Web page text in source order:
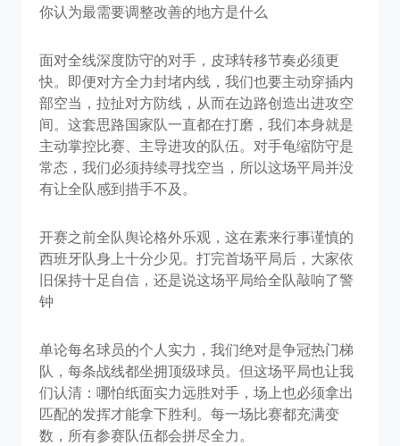
你认为最需要调整改善的地方是什么
面对全线深度防守的对手，皮球转移节奏必须更
快。即便对方全力封堵内线，我们也要主动穿插内
部空当，拉扯对方防线，从而在边路创造出进攻空
间。这套思路国家队一直都在打磨，我们本身就是
主动掌控比赛、主导进攻的队伍。对手龟缩防守是
常态，我们必须持续寻找空当，所以这场平局并没
有让全队感到措手不及。
开赛之前全队舆论格外乐观，这在素来行事谨慎的
西班牙队身上十分少见。打完首场平局后，大家依
旧保持十足自信，还是说这场平局给全队敲响了警
钟
单论每名球员的个人实力，我们绝对是争冠热门梯
队，每条战线都坐拥顶级球员。但这场平局也让我
们认清：哪怕纸面实力远胜对手，场上也必须拿出
匹配的发挥才能拿下胜利。每一场比赛都充满变
数，所有参赛队伍都会拼尽全力。